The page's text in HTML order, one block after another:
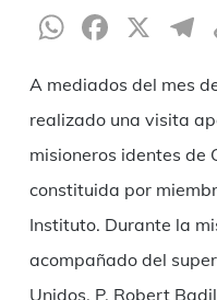
X
A mediados del mes
realizado una visita
misioneros identes de
constituida por
Instituto. Durante la
acompañado del
Unidos, P. Robert